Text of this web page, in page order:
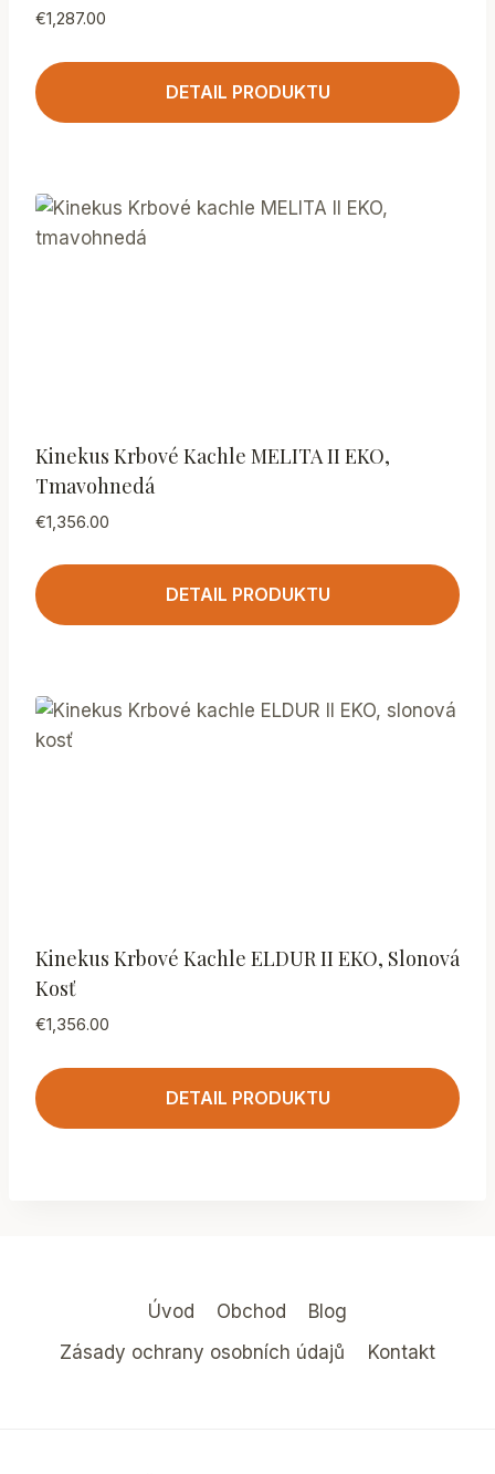
€1,287.00
DETAIL PRODUKTU
Kinekus Krbové Kachle MELITA II EKO,
Tmavohnedá
€1,356.00
DETAIL PRODUKTU
Kinekus Krbové Kachle ELDUR II EKO, Slonová
Kosť
€1,356.00
DETAIL PRODUKTU
Úvod Obchod
Blog
Zásady ochrany osobních údajů
Kontakt